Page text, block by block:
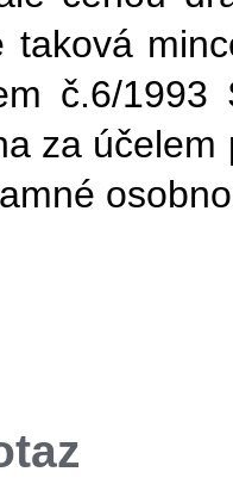
taková
č.6/
za